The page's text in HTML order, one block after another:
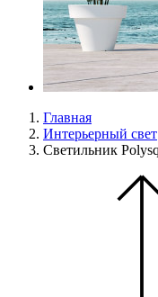
Главная
Интерьерный свет
Светильник